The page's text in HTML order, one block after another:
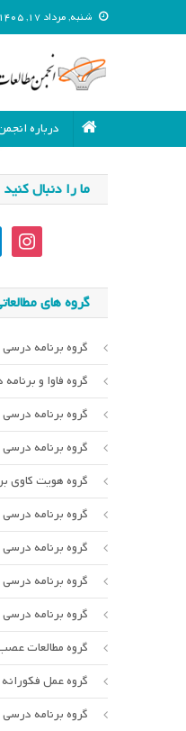
شنبه, مرداد ۱۷, ۱۴۰۵
انجمندرباره
ما را دنبال کنید
گروه های
گروه برنامه درسی
گروه فاوا و
گروه برنامه
گروه برنامه
گروه هویت کاوی
گروه برنامه
گروه برنامه
گروه برنامه
گروه برنامه
گروه مطالعات
گروه عمل
گروه برنامه